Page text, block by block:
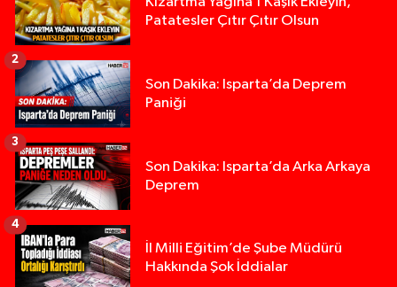
Patatesler Çıtır Çıtır Olsun
Son Dakika: Isparta’da Deprem
Paniği
2
Son Dakika: Isparta’da Arka Arkaya
Deprem
3
İl Milli Eğitim’de Şube Müdürü
Hakkında Şok İddialar
4